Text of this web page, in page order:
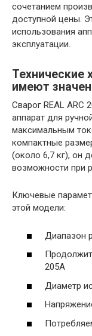
сочетанием
доступной цены.
использования
эксплуатации.
Технические
имеют
Сварог REAL ARC
аппарат для
максимальным
компактные
(около 6,7 кг), он
возможности при
Ключевые
этой модели:
Диапазон
205А
Диаметр